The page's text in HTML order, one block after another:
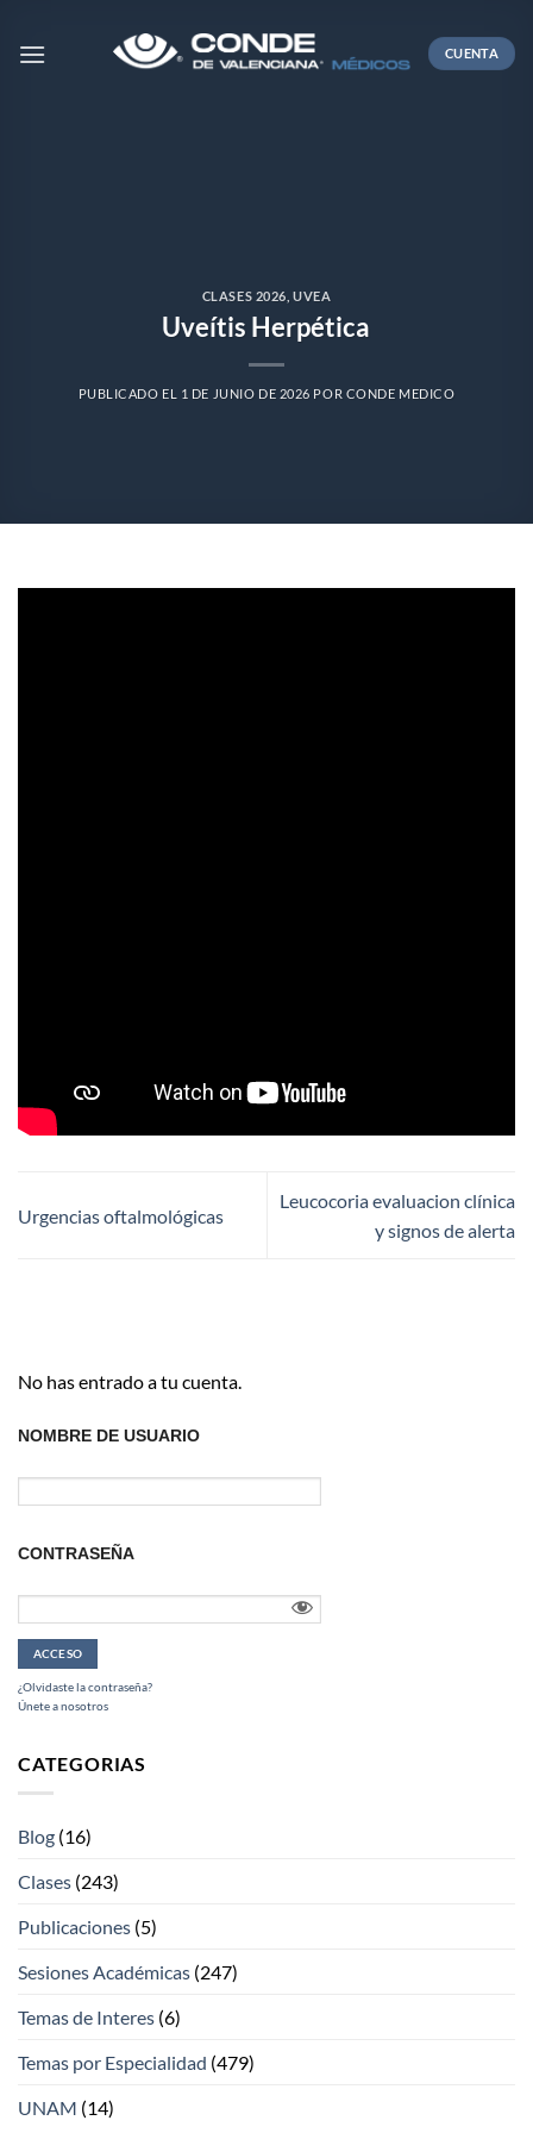
CUENTA
CLASES 2026 ,UVEA
Uveítis Herpética
PUBLICADO EL 1 DE JUNIO DE 2026 POR CONDE MEDICO
Urgencias oftalmológicas
Leucocoria evaluacion clínica
y signos de alerta
No has entrado a tu cuenta.
NOMBRE DE USUARIO
CONTRASEÑA
¿Olvidaste la contraseña?
Únete a nosotros
CATEGORIAS
Blog (16)
Clases (243)
Publicaciones (5)
Sesiones Académicas (247)
Temas de Interes (6)
Temas por Especialidad (479)
UNAM (14)